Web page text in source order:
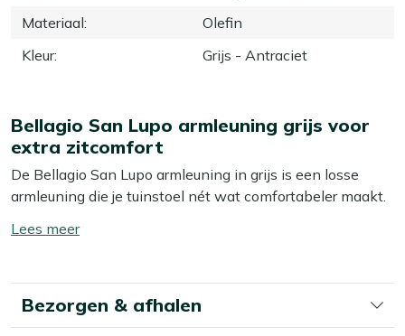
Materiaal:
Olefin
Kleur: Grijs - Antraciet
Bellagio San Lupo armleuning grijs voor
extra zitcomfort
De Bellagio San Lupo armleuning in grijs is een losse
armleuning die je tuinstoel nét wat comfortabeler maakt.
armen, ook als je langere tijd buiten zit. Ideaal als je graag
een lange avond aan tafel in de tuin.
Bekijk meer Tuinaccessoires
Toon/verberg
Bezorgen & afhalen